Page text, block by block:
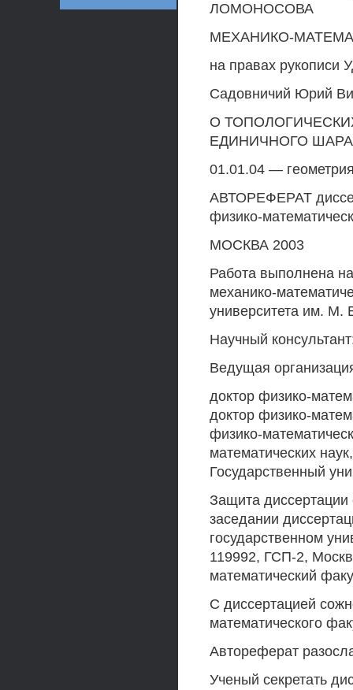
ЛОМОНОСОВА
МЕХАНИКО-
на правах рукописи
Садовничий Юрий
О
ЕДИНИЧНОГО
01.01.04 —
АВТОРЕФЕРАТ
физико-
МОСКВА 2003
Работа выполнена
механико-
университета им. М.
Научный
Ведущая
доктор физико-
доктор физико-
физико-
математических
Государственный
Защита
заседании
государственном
119992, ГСП-2,
математический
С диссертацией
математического
Автореферат
Ученый секретать